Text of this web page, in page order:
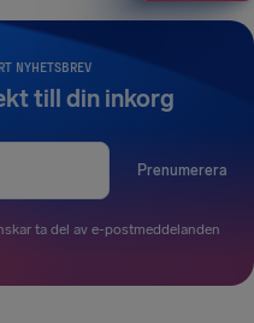
NYHETSBREV
till din inkorg
Prenumerera
ta del av e-postmeddelanden